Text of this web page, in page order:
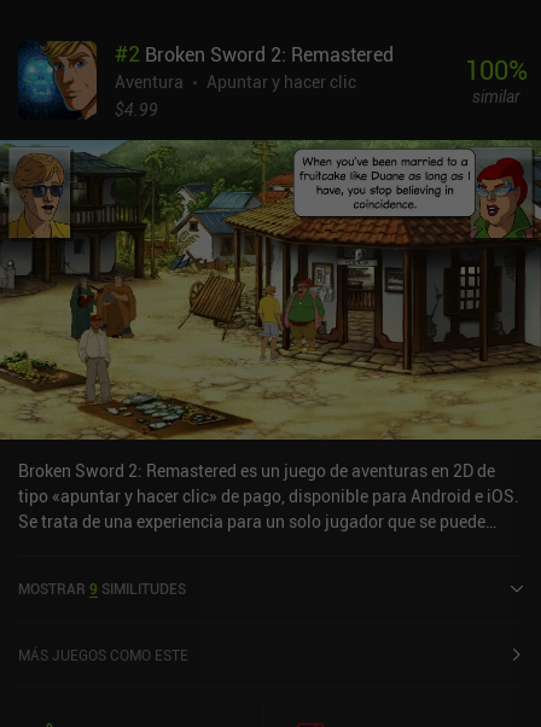
#2 Broken Sword 2: Remastered
Aventura
Apuntar y hacer clic
$4.99
100%
similar
Broken Sword 2: Remastered es un juego de aventuras en 2D de
tipo «apuntar y hacer clic» de pago, disponible para Android e iOS.
Se trata de una experiencia para un solo jugador que se puede
actualmente con una valoración de 4,2 sobre 5,0 en Google Play y
MOSTRAR 9 SIMILITUDES
MÁS JUEGOS COMO ESTE